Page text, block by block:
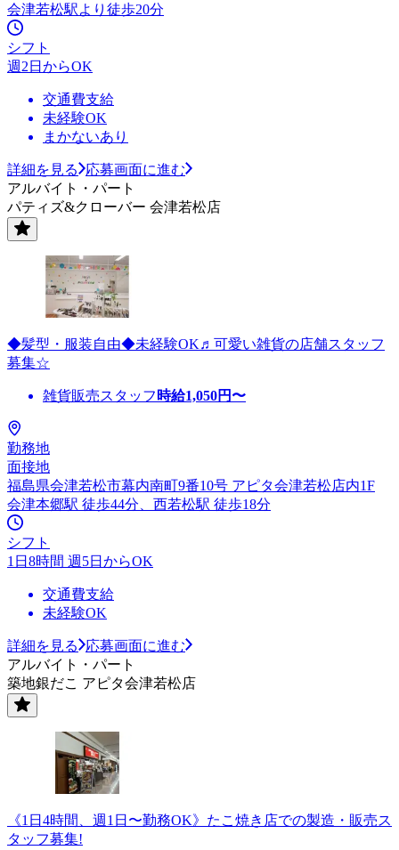
会津若松駅より徒歩20分
シフト
週2日からOK
交通費支給
未経験OK
まかないあり
詳細を見る
応募画面に進む
アルバイト・パート
パティズ&クローバー 会津若松店
◆髪型・服装自由◆未経験OK♬可愛い雑貨の店舗スタッフ
募集☆
雑貨販売スタッフ 時給1,050円〜
勤務地
面接地
福島県会津若松市幕内南町9番10号 アピタ会津若松店内1F
会津本郷駅 徒歩44分、西若松駅 徒歩18分
シフト
1日8時間 週5日からOK
交通費支給
未経験OK
詳細を見る
応募画面に進む
アルバイト・パート
築地銀だこ アピタ会津若松店
《1日4時間、週1日〜勤務OK》たこ焼き店での製造・販売ス
タッフ募集!